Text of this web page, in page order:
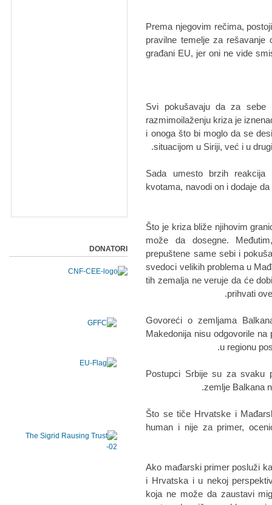
Prema njegovim rečima,
pravilne temelje za rešavanje
građani EU, jer oni ne vide
"Svi pokušavaju da za
razmimoilaženju kriza je
i onoga što bi moglo da se
situacijom u Siriji, već i u
Sada umesto brzih
kvotama, navodi on i dodaje
"Što je kriza bliže njihovim
može da dosegne.
prepuštene same sebi i
svedoci velikih problema u
tih zemalja ne veruje da će
prihvati
Govoreći o zemljama
Makedonija nisu odgovorile
u regionu
"Postupci Srbije su za svaku
zemlje Balkana
Što se tiče Hrvatske i
human i nije za primer,
"Ako mađarski primer posluži
i Hrvatska i u nekoj
koja ne može da zaustavi
DONATORI